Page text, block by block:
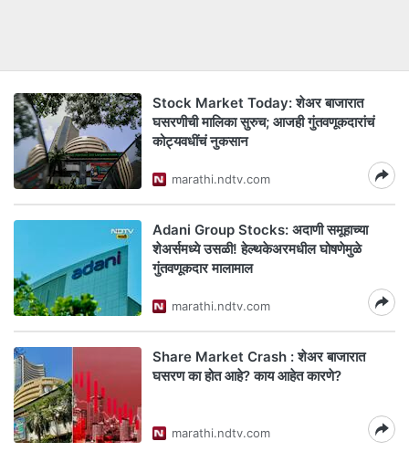
Stock Market Today: शेअर बाजारात
घसरणीची मालिका सुरुच; आजही गुंतवणूकदारांचं
कोट्यवधींचं नुकसान
marathi.ndtv.com
Adani Group Stocks: अदाणी समूहाच्या
शेअर्समध्ये उसळी! हेल्थकेअरमधील घोषणेमुळे
गुंतवणूकदार मालामाल
marathi.ndtv.com
Share Market Crash : शेअर बाजारात
घसरण का होत आहे? काय आहेत कारणे?
marathi.ndtv.com